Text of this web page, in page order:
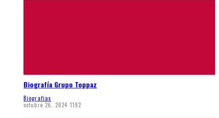
Biografía Grupo Toppaz
Biografias
octubre 26, 2024 1192